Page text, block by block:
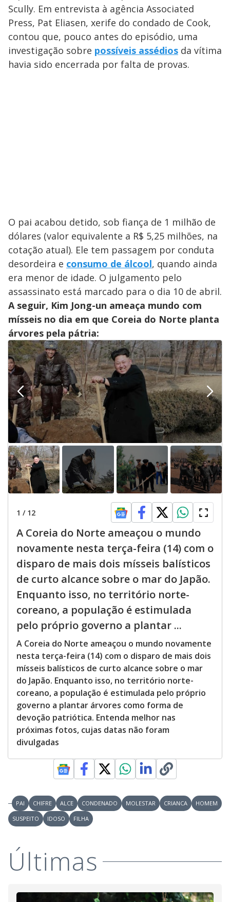
Scully. Em entrevista à agência Associated
Press, Pat Eliasen, xerife do condado de Cook,
contou que, pouco antes do episódio, uma
investigação sobre possíveis assédios da vítima
havia sido encerrada por falta de provas.
O pai acabou detido, sob fiança de 1 milhão de
dólares (valor equivalente a R$ 5,25 milhões, na
cotação atual). Ele tem passagem por conduta
desordeira e consumo de álcool, quando ainda
era menor de idade. O julgamento pelo
assassinato está marcado para o dia 10 de abril.
A seguir, Kim Jong-un ameaça mundo com
mísseis no dia em que Coreia do Norte planta
árvores pela pátria:
1 / 12
A Coreia do Norte ameaçou o mundo
novamente nesta terça-feira (14) com o
disparo de mais dois mísseis balísticos
de curto alcance sobre o mar do Japão.
Enquanto isso, no território norte-
coreano, a população é estimulada
pelo próprio governo a plantar ...
A Coreia do Norte ameaçou o mundo novamente
nesta terça-feira (14) com o disparo de mais dois
mísseis balísticos de curto alcance sobre o mar
do Japão. Enquanto isso, no território norte-
coreano, a população é estimulada pelo próprio
governo a plantar árvores como forma de
devoção patriótica. Entenda melhor nas
próximas fotos, cujas datas não foram
divulgadas
PAI CHIFRE ALCE CONDENADO MOLESTAR CRIANCA
HOMEM
SUSPEITO
IDOSO FILHA
Últimas